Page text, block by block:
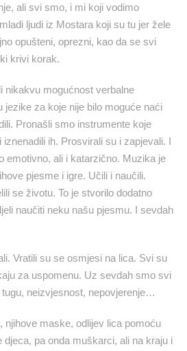
ali svi smo, i mi koji vodimo
ljudi iz Mostara koji su tu jer žele
opušteni, oprezni, kao da se svi
krivi korak.
nikakvu mogućnost verbalne
jezike za koje nije bilo moguće naći
Pronašli smo instrumente koje
ih. Prosvirali su i zapjevali. I
emotivno, ali i katarzično. Muzika je
pjesme i igre. Učili i naučili.
se životu. To je stvorilo dodatno
naučiti neku našu pjesmu. I sevdah
Vratili su se osmjesi na lica. Svi su
za uspomenu. Uz sevdah smo svi
tugu, neizvjesnost, nepovjerenje…
njihove maske, odlijev lica pomoću
djeca, pa onda muškarci, ali na kraju i